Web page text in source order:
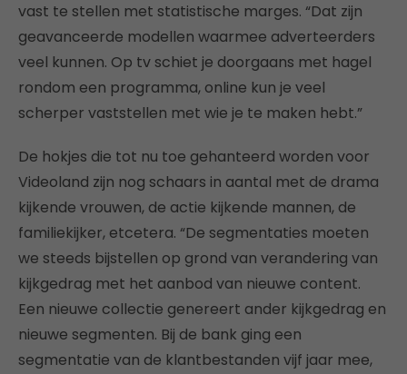
vast te stellen met statistische marges. “Dat zijn
geavanceerde modellen waarmee adverteerders
veel kunnen. Op tv schiet je doorgaans met hagel
rondom een programma, online kun je veel
scherper vaststellen met wie je te maken hebt.”
De hokjes die tot nu toe gehanteerd worden voor
Videoland zijn nog schaars in aantal met de drama
kijkende vrouwen, de actie kijkende mannen, de
familiekijker, etcetera. “De segmentaties moeten
we steeds bijstellen op grond van verandering van
kijkgedrag met het aanbod van nieuwe content.
Een nieuwe collectie genereert ander kijkgedrag en
nieuwe segmenten. Bij de bank ging een
segmentatie van de klantbestanden vijf jaar mee,